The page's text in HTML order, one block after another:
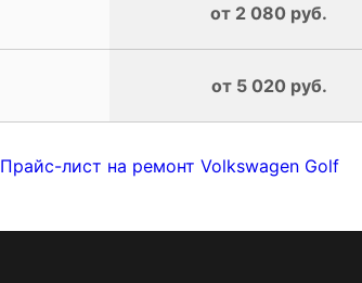
от 2 080 руб.
от 5 020 руб.
Прайс-лист на ремонт Volkswagen Golf